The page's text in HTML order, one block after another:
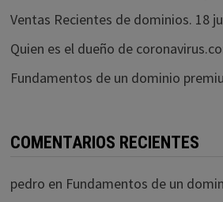
Ventas Recientes de dominios. 18
Quien es el dueño de
Fundamentos de un dominio
COMENTARIOS RECIENTES
pedro en Fundamentos de un